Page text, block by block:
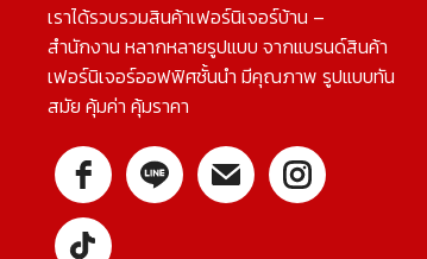
เราได้รวบรวมสินค้าเฟอร์นิเจอร์บ้าน –
สำนักงาน หลากหลายรูปแบบ จากแบรนด์สินค้า
เฟอร์นิเจอร์ออฟฟิศชั้นนำ มีคุณภาพ รูปแบบทัน
สมัย คุ้มค่า คุ้มราคา